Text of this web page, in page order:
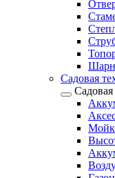
Садовая
Садовая